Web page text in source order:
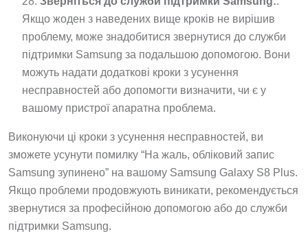
Якщо жоден з наведених вище кроків не вирішив
проблему, може знадобитися звернутися до служби
підтримки Samsung за подальшою допомогою. Вони
можуть надати додаткові кроки з усунення
несправностей або допомогти визначити, чи є у
вашому пристрої апаратна проблема.
Виконуючи ці кроки з усунення несправностей, ви
зможете усунути помилку “На жаль, обліковий запис
Samsung зупинено” на вашому Samsung Galaxy S8 Plus.
Якщо проблеми продовжують виникати, рекомендується
звернутися за професійною допомогою або до служби
підтримки Samsung.